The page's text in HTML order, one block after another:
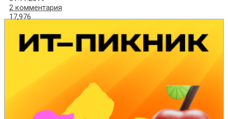
2 комментария
17,976